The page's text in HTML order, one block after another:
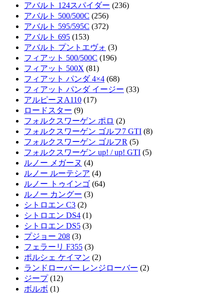
アバルト 124スパイダー (236)
アバルト 500/500C (256)
アバルト 595/595C (372)
アバルト 695 (153)
アバルト プントエヴォ (3)
フィアット 500/500C (196)
フィアット 500X (81)
フィアット パンダ 4×4 (68)
フィアット パンダ イージー (33)
アルピーヌA110 (17)
ロードスター (9)
フォルクスワーゲン ポロ (2)
フォルクスワーゲン ゴルフ7 GTI (8)
フォルクスワーゲン ゴルフR (5)
フォルクスワーゲン up! / up! GTI (5)
ルノー メガーヌ (4)
ルノー ルーテシア (4)
ルノー トゥインゴ (64)
ルノー カングー (3)
シトロエン C3 (2)
シトロエン DS4 (1)
シトロエン DS5 (3)
プジョー 208 (3)
フェラーリ F355 (3)
ポルシェ ケイマン (2)
ランドローバー レンジローバー (2)
ジープ(12)
ボルボ (1)